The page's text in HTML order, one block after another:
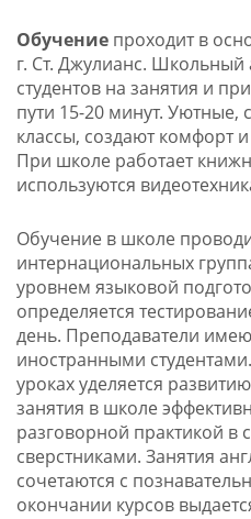
Обучениепроходит в
г. Ст. Джулианс. Школьный
студентов на занятия и
пути 15-20 минут. Уютные,
классы, создают комфорт
При школе работает
используются
Обучение в школе
интернациональных
уровнем языковой
определяется
день. Преподаватели
иностранными
уроках уделяется
занятия в школе
разговорной практикой
сверстниками. Занятия
сочетаются с
окончании курсов